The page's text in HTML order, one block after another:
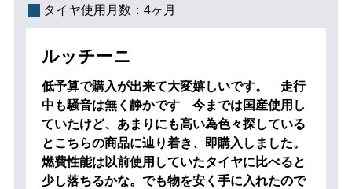
タイヤ使用月数： 4ヶ月
ルッチーニ
低予算で購入が出来て大変嬉しいです。 走行
中も騒音は無く静かです 今までは国産使用し
ていたけど、あまりにも高い為色々探している
とこちらの商品に辿り着き、即購入しました。
燃費性能は以前使用していたタイヤに比べると
少し落ちるかな。でも物を安く手に入れたので